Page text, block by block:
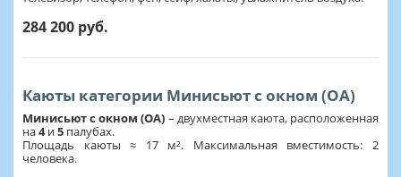
284 200 руб.
Каюты категории Минисьют с окном (OA)
Минисьют с окном (OA) – двухместная каюта, расположенная
на4и5 палубах.
Площадь каюты ≈ 17 м². Максимальная вместимость: 2
человека.